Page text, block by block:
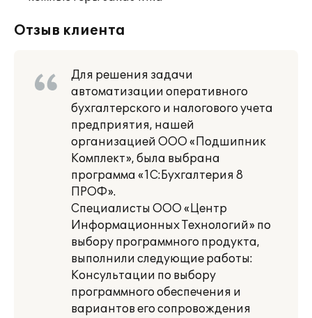
Отзыв клиента
Для решения задачи
автоматизации оперативного
бухгалтерского и налогового учета
предприятия, нашей
организацией ООО «Подшипник
Комплект», была выбрана
программа «1С:Бухгалтерия 8
ПРОФ».
Специалисты ООО «Центр
Информационных Технологий» по
выбору программного продукта,
выполнили следующие работы:
Консультации по выбору
программного обеспечения и
вариантов его сопровождения